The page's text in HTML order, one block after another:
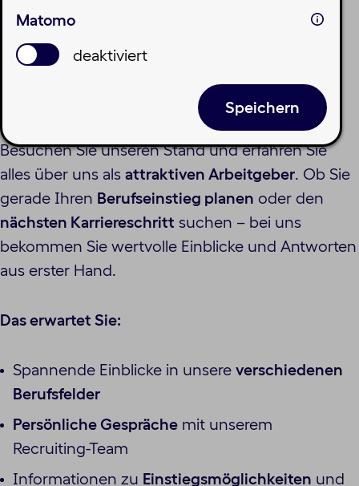
Matomo
deaktiviert
Speichern
Datum:
Uhrzeit:
Zenith, Lilienthalallee 29, München
Besuchen Sie unseren Stand und erfahren Sie
alles über uns als attraktiven Arbeitgeber. Ob Sie
gerade Ihren Berufseinstieg planen oder den
nächsten Karriereschritt suchen – bei uns
bekommen Sie wertvolle Einblicke und Antworten
aus erster Hand.
Das erwartet Sie:
Spannende Einblicke in unsere verschiedenen
Berufsfelder
Persönliche Gespräche mit unserem
Recruiting-Team
Informationen zu Einstiegsmöglichkeiten und